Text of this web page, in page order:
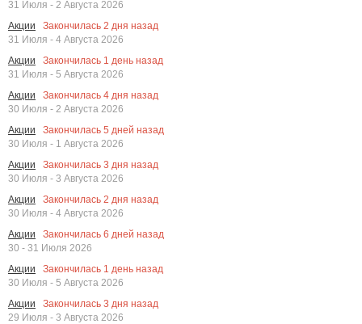
31 Июля - 2 Августа 2026
Акции
Закончилась 2 дня назад
31 Июля - 4 Августа 2026
Акции
Закончилась 1 день назад
31 Июля - 5 Августа 2026
Акции
Закончилась 4 дня назад
30 Июля - 2 Августа 2026
Акции
Закончилась 5 дней назад
30 Июля - 1 Августа 2026
Акции
Закончилась 3 дня назад
30 Июля - 3 Августа 2026
Акции
Закончилась 2 дня назад
30 Июля - 4 Августа 2026
Акции
Закончилась 6 дней назад
30 - 31 Июля 2026
Акции
Закончилась 1 день назад
30 Июля - 5 Августа 2026
Акции
Закончилась 3 дня назад
29 Июля - 3 Августа 2026